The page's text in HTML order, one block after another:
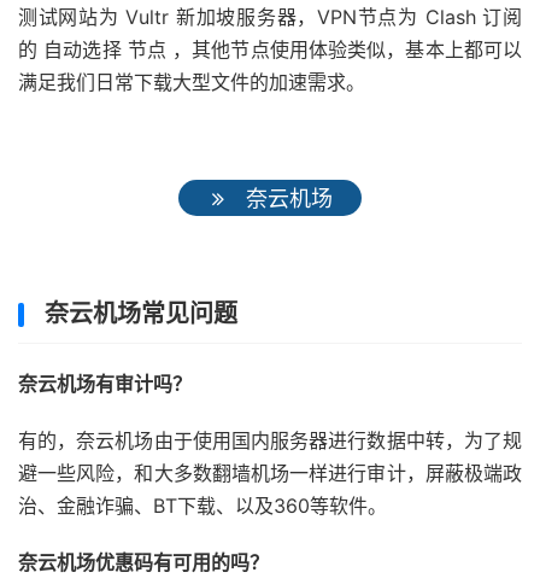
测试网站为 Vultr 新加坡服务器，VPN节点为 Clash 订阅
的 自动选择 节点 ，其他节点使用体验类似，基本上都可以
满足我们日常下载大型文件的加速需求。
奈云机场
奈云机场常见问题
奈云机场有审计吗？
有的，奈云机场由于使用国内服务器进行数据中转，为了规
避一些风险，和大多数翻墙机场一样进行审计，屏蔽极端政
治、金融诈骗、BT下载、以及360等软件。
奈云机场优惠码有可用的吗？